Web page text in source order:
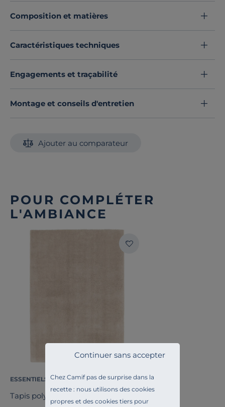
Chez Camif pas de surprise dans la
recette : nous utilisons des cookies
propres et des cookies tiers pour
Continuer sans accepter
Composition et matières
Caractéristiques techniques
Engagements et traçabilité
Montage et conseils d'entretien
Ajouter au comparateur
POUR COMPLÉTER
L'AMBIANCE
ESSENTIELS PAR CAMIF
Tapis polyester recyclé uni Bao